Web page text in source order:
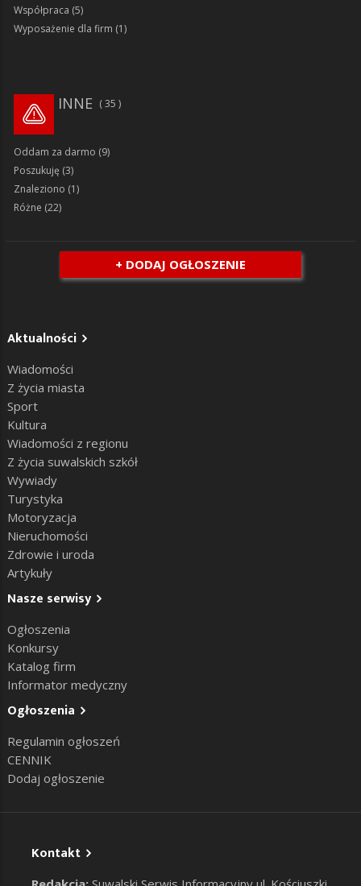
Współpraca (5)
Wyposażenie dla firm (1)
35
INNE
Oddam za darmo (9)
Poszukuję (3)
Znaleziono (1)
Różne (22)
+ DODAJ OGŁOSZENIE
Aktualności
Wiadomości
Z życia miasta
Sport
Kultura
Wiadomości z regionu
Z życia suwalskich szkół
Wywiady
Turystyka
Motoryzacja
Nieruchomości
Zdrowie i uroda
Artykuły
Nasze serwisy
Ogłoszenia
Konkursy
Katalog firm
Informator medyczny
Ogłoszenia
Regulamin ogłoszeń
CENNIK
Dodaj ogłoszenie
Kontakt